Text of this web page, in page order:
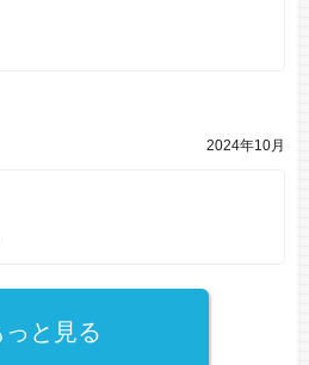
2024年10月
っと見る